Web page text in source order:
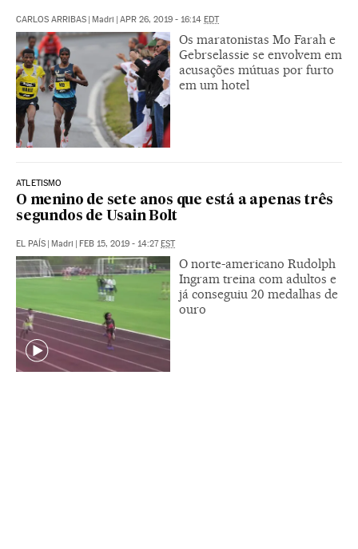
CARLOS ARRIBAS | Madri | APR 26, 2019 - 16:14 EDT
Os maratonistas Mo Farah e
Gebrselassie se envolvem em
acusações mútuas por furto
em um hotel
ATLETISMO
O menino de sete anos que está a apenas três
segundos de Usain Bolt
EL PAÍS | Madri | FEB 15, 2019 - 14:27EST
O norte-americano Rudolph
Ingram treina com adultos e
já conseguiu 20 medalhas de
ouro